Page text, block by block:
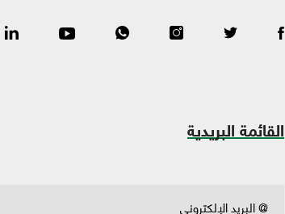
القائمة البريدية